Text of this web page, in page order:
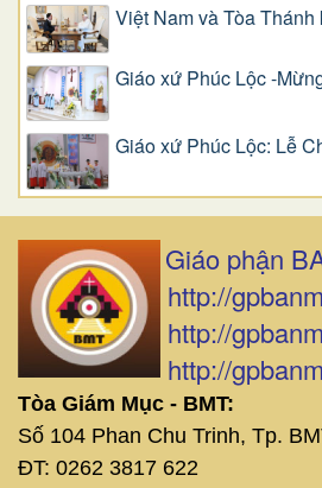
Việt Nam và Tòa Thánh
Giáo xứ Phúc Lộc -
Giáo xứ Phúc Lộc: Lễ
Giáo phận
http://
http://
http://
Tòa Giám Mục - BMT:
Số 104 Phan Chu Trinh, Tp.
ĐT: 0262 3817 622